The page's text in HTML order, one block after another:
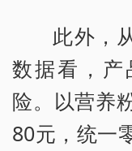
此外，
数据看，
险。以营养
80元，统一